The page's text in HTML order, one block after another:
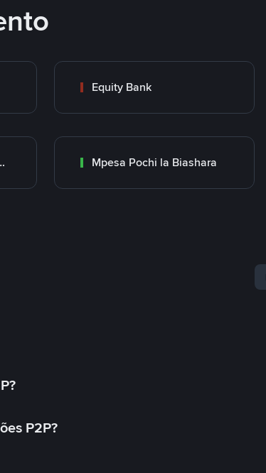
Equity Bank
Of Kenya Mpesa Pochi la Biashara
P2P?